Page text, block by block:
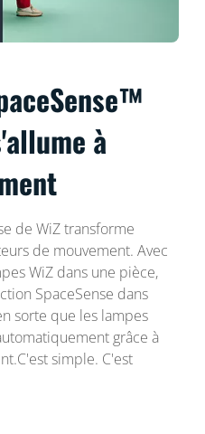
à
de WiZ transforme
de mouvement. Avec
WiZ dans une pièce,
SpaceSense dans
sorte que les lampes
grâce à
simple. C'est